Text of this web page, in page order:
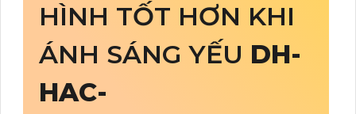
HÌNH TỐT HƠN KHI
ÁNH SÁNG YẾU DH-
HAC-